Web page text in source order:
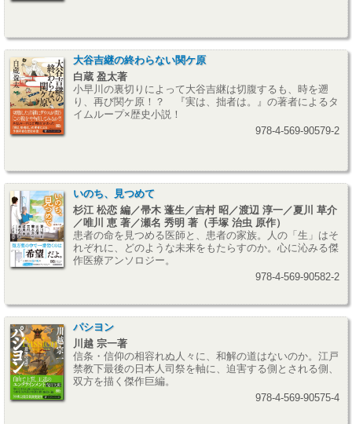
大谷吉継の終わらない関ケ原
白蔵 盈太著
小早川の裏切りによって大谷吉継は切腹するも、時を遡
り、再び関ケ原！？ 『実は、拙者は。』の著者によるタ
イムループ×歴史小説！
978-4-569-90579-2
いのち、見つめて
杉江 松恋 編／帚木 蓬生／吉村 昭／渡辺 淳一／夏川 草介
／唯川 恵 著／瀬名 秀明 著（手塚 治虫 原作）
患者の命を見つめる医師と、患者の家族。人の「生」はそ
れぞれに、どのような未来をもたらすのか。心に沁みる傑
作医療アンソロジー。
978-4-569-90582-2
パシヨン
川越 宗一著
信条・信仰の相容れぬ人々に、和解の道はないのか。江戸
禁教下最後の日本人司祭を軸に、迫害する側とされる側、
双方を描く傑作巨編。
978-4-569-90575-4